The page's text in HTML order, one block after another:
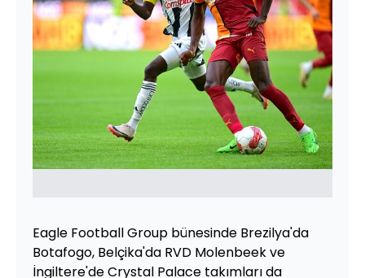
Eagle Football Group bünesinde Brezilya'da
Botafogo, Belçika'da RVD Molenbeek ve
İngiltere'de Crystal Palace takımları da